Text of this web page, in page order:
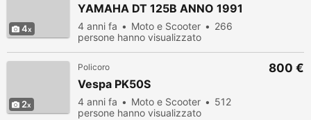
4
YAMAHA DT 125B ANNO 1991
4 anni fa Moto e Scooter
266
persone hanno visualizzato
2
Policoro
Vespa PK50S
4 anni fa Moto e Scooter
512
persone hanno visualizzato
800 €